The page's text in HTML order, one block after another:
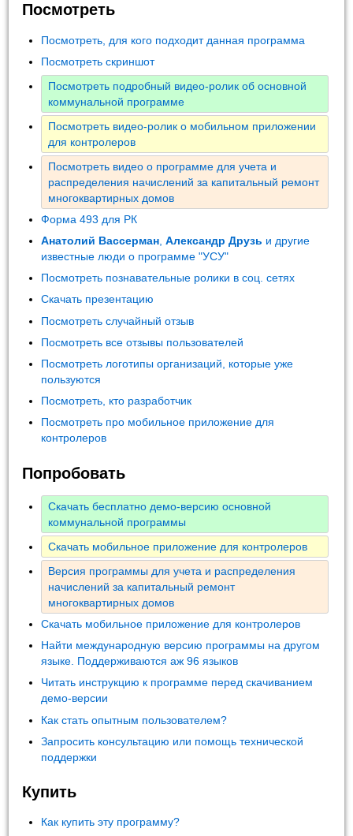
Посмотреть
Посмотреть, для кого подходит данная программа
Посмотреть скриншот
Посмотреть подробный видео-ролик об основной
коммунальной программе
Посмотреть видео-ролик о мобильном приложении
для контролеров
Посмотреть видео о программе для учета и
распределения начислений за капитальный ремонт
многоквартирных домов
Форма 493 для РК
Анатолий Вассерман ,Александр Друзь и другие
известные люди о программе "УСУ"
Посмотреть познавательные ролики в соц. сетях
Скачать презентацию
Посмотреть случайный отзыв
Посмотреть все отзывы пользователей
Посмотреть логотипы организаций, которые уже
пользуются
Посмотреть, кто разработчик
Посмотреть про мобильное приложение для
контролеров
Попробовать
Скачать бесплатно демо-версию основной
коммунальной программы
Скачать мобильное приложение для контролеров
Версия программы для учета и распределения
начислений за капитальный ремонт
многоквартирных домов
Скачать мобильное приложение для контролеров
Найти международную версию программы на другом
языке. Поддерживаются аж 96 языков
Читать инструкцию к программе перед скачиванием
демо-версии
Как стать опытным пользователем?
Запросить консультацию или помощь технической
поддержки
Купить
Как купить эту программу?